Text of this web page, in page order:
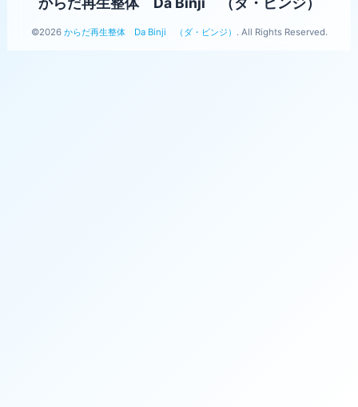
©2026 からだ再生整体 Da Binji （ダ・ビンジ） . All Rights Reserved.